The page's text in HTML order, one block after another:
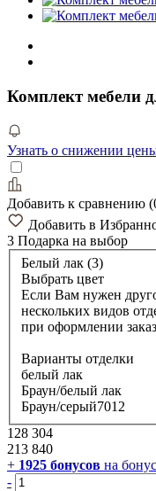
Комплект мебели
Узнать о снижении
Добавить к сравнению (
Добавить в
3 Подарка на выбор
Белый лак (3)
Выбрать цвет
Если Вам нужен
нескольких видов
при оформлении
Варианты отделки
белый лак
Браун/белый лак
Браун/серый7012
128 304
213 840
+ 1925 бонусов на
-